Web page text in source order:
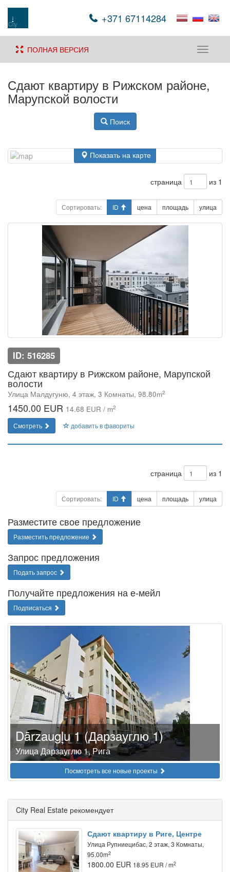
+371 67114284
Toggle
ПОЛНАЯ ВЕРСИЯ
Сдают квартиру в Рижском районе,
Марупской волости
Поиск
Показать на карте
страница из 1
Сортировать: ID цена площадь улица
ID: 516285
Сдают квартиру в Рижском районе, Марупской
волости
Улица Малдугуню, 4 этаж, 3 Комнаты, 98.80m2
1450.00 EUR 14.68 EUR / m2
Смотреть добавить в фавориты
страница из 1
Сортировать: ID цена площадь улица
Разместите свое предложение
Разместить предложение
Запрос предложения
Подать запрос
Получайте предложения на е-мейл
Подписаться
Dārzaugļu 1 (Дарзауглю 1)
Улица Дарзауглю 1, Рига
Посмотреть все новые проекты
City Real Estate рекомендует
Сдают квартиру в Риге, Центре
Улица Рупниецибас, 2 этаж, 3 Комнаты,
95.00m2
1800.00 EUR 18.95 EUR / m2